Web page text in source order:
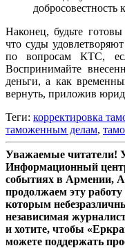
добросовестность
Наконец, будьте
что суды
по вопросам КТС,
Воспринимайте
деньги, а как
вернуть, приложив
Теги: корректировка
таможенным делам,
Уважаемые читатели!
Информационный
событиях в Армении,
продолжаем эту
которым
независимая
и хотите, чтобы
можете поддержать